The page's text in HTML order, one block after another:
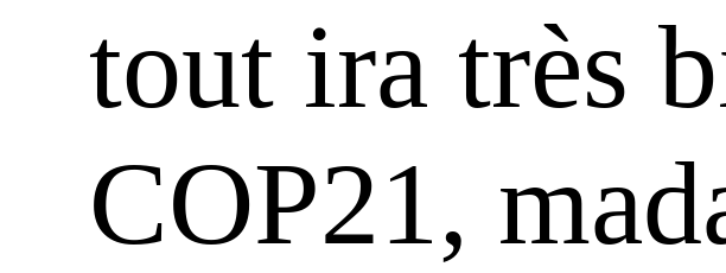
tout ira très
COP21,